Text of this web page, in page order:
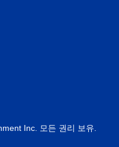
Inc. 모든 권리 보유.